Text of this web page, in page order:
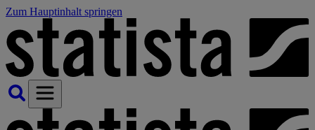
Zum Hauptinhalt springen